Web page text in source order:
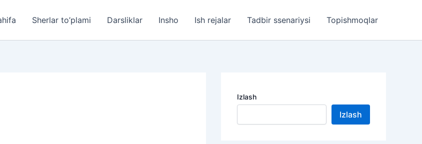
Sherlar to’plami Darsliklar Insho Ish rejalar Tadbir ssenariysi Topishmoqlar
Izlash
Izlash